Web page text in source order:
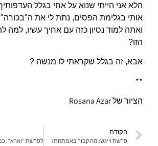
הלא אני הייתי שנוא על אחי בגלל
אותי בגלימת הפסים, נתת לי את ה"בכורה"
ואתה למוד נסיון כזה עם אחיך עשיו, למה
הזו?
אבא, זה בגלל שקראתי לו מנשה ?
**
הציור של Rosana Azar
הקודם
פרשת וייגש: מה קבור באמתחת?